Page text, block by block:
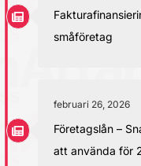
småföretag
februari 26, 2026
Företagslån –
att använda för